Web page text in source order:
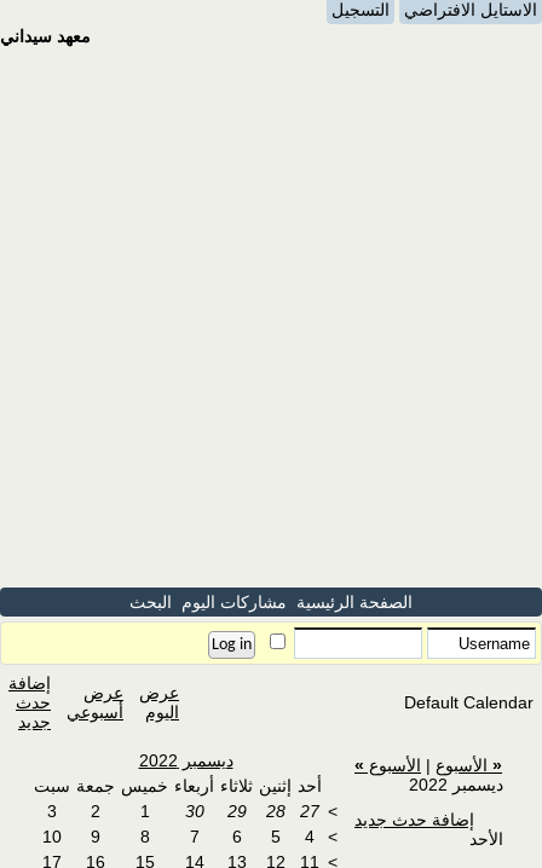
الاستايل الافتراضي
التسجيل
معهد سيداني
الصفحة الرئيسية مشاركات اليوم البحث
Default Calendar
عرض
اليوم
عرض
أسبوعي
إضافة
حدث
جديد
« الأسبوع | الأسبوع »
ديسمبر 2022
إضافة حدث جديد
الأحد
ديسمبر 2022
أحد إثنين ثلاثاء أربعاء خميس جمعة سبت
>
27
28
29
30
1
2
3
>
4
5
6
7
8
9
10
>
11
12
13
14
15
16
17